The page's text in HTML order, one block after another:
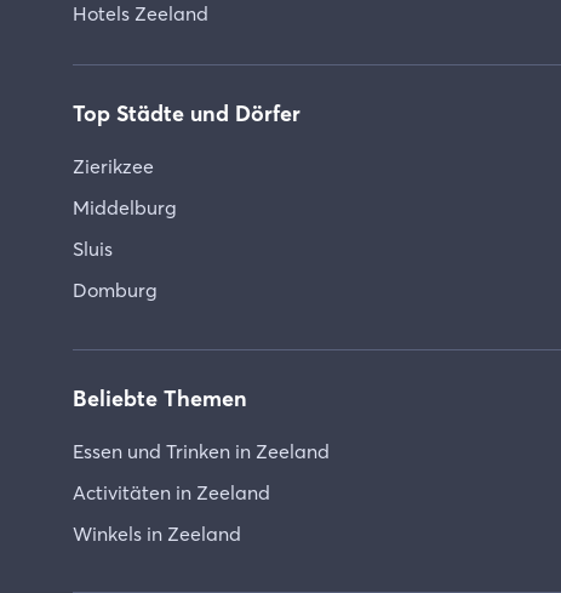
Hotels Zeeland
Top Städte und Dörfer
Zierikzee
Middelburg
Sluis
Domburg
Beliebte Themen
Essen und Trinken in Zeeland
Activitäten in Zeeland
Winkels in Zeeland